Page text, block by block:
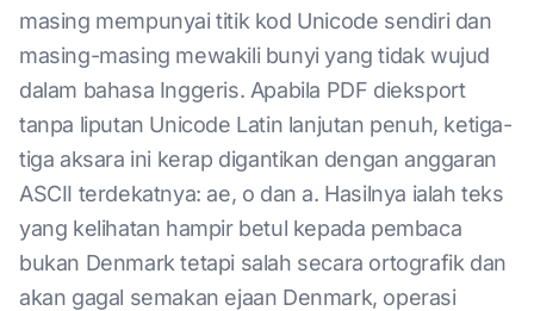
masing mempunyai titik kod Unicode sendiri dan
masing-masing mewakili bunyi yang tidak wujud
dalam bahasa Inggeris. Apabila PDF dieksport
tanpa liputan Unicode Latin lanjutan penuh, ketiga-
tiga aksara ini kerap digantikan dengan anggaran
ASCII terdekatnya: ae, o dan a. Hasilnya ialah teks
yang kelihatan hampir betul kepada pembaca
bukan Denmark tetapi salah secara ortografik dan
akan gagal semakan ejaan Denmark, operasi